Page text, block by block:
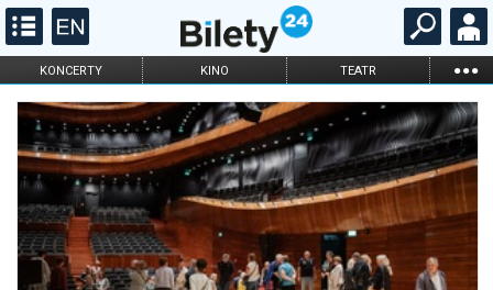
KONCERTY KINO TEATR ...
FILHARMONIA OPERA I BALET
STAND-UP
DLA DZIECI
ONLINE KARNETY